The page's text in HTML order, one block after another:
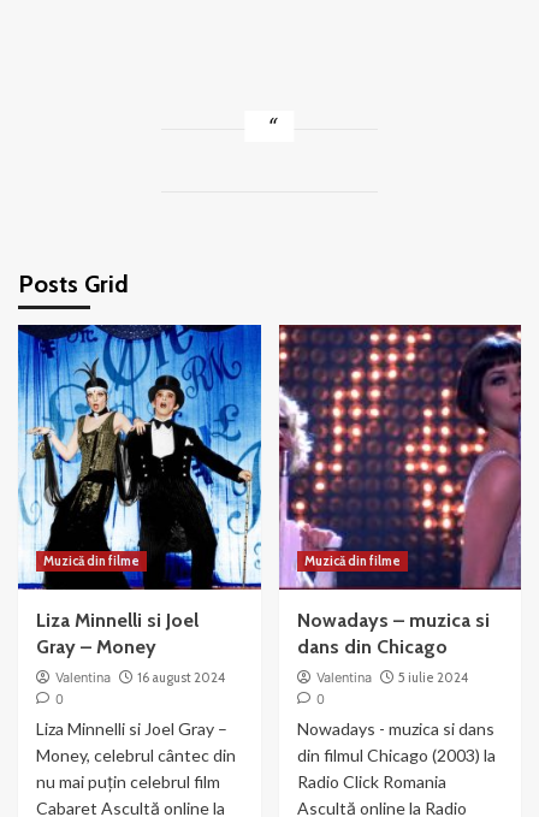
Posts Grid
Muzică din filme
Liza Minnelli si Joel
Gray – Money
Valentina
16 august 2024
0
Liza Minnelli si Joel Gray –
Money, celebrul cântec din
nu mai puțin celebrul film
Cabaret Ascultă online la
Muzică din filme
Nowadays – muzica si
dans din Chicago
Valentina
5 iulie 2024
0
Nowadays - muzica si dans
din filmul Chicago (2003) la
Radio Click Romania
Ascultă online la Radio